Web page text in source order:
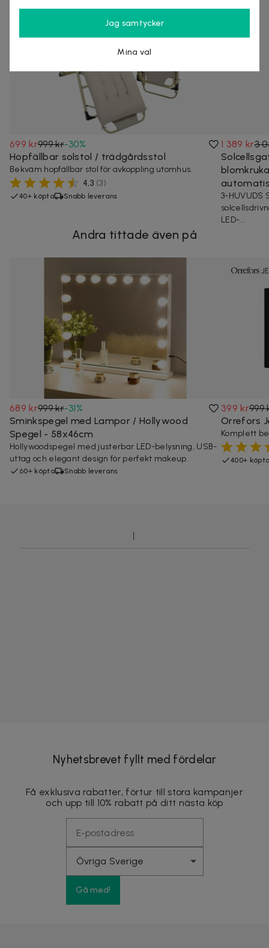
699 kr999 kr-30%
Hopfällbar solstol / trädgårdsstol
Bekväm hopfällbar stol för avkoppling utomhus.
4,3 (3)
40+ köpta Snabb leverans
1 389 kr3
3-HUVUDS
LED-...
Andra tittade även på
689 kr999 kr-31%
Sminkspegel med Lampor / Hollywood
Spegel - 58x46cm
Hollywoodspegel med justerbar LED-belysning, USB-
uttag och elegant design för perfekt makeup.
60+ köpta Snabb leverans
399 kr999
Orrefors
Komplett
400+
Nyhetsbrevet fyllt med fördelar
Få exklusiva rabatter, förtur till stora kampanjer
och upp till 10% rabatt på ditt nästa köp
Gå med!
Jag samtycker
Mina val